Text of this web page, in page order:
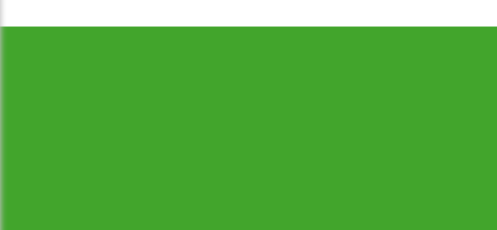
Challenge
Chute no alvo Yeti Sensation